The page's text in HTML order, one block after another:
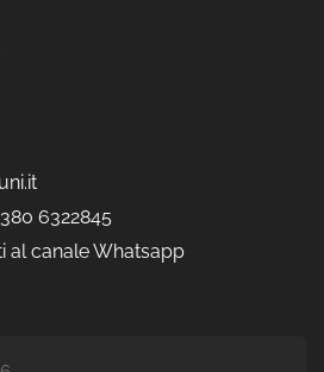
380 6322845
al canale Whatsapp